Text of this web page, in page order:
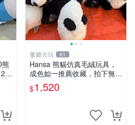
色
董爺古玩 61
Hansa 熊貓仿真毛絨玩具，
成色如一推薦收藏，拍下無疑
心 熊貓 毛絨玩具 收藏
$1,520